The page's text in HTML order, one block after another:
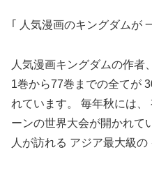
｢ 人気漫画のキングダムが
人気漫画キングダムの作者
1巻から77巻までの全てが
れています。 毎年秋には
ーンの世界大会が開かれて
人が訪れる アジア最大級の